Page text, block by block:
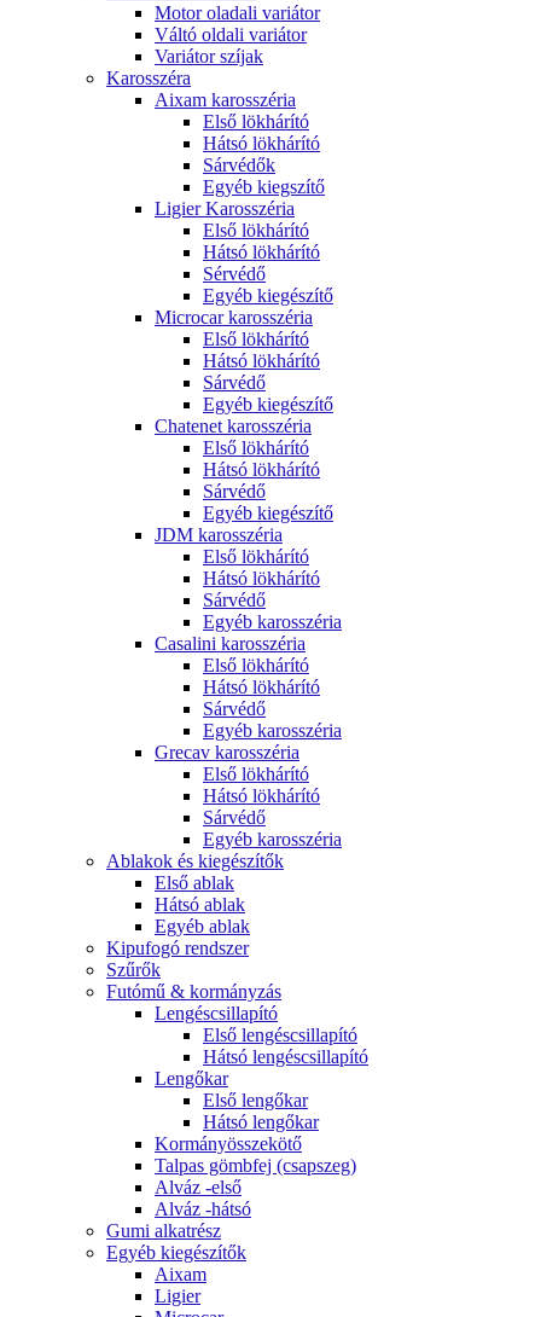
Motor oladali variátor
Váltó oldali variátor
Variátor szíjak
Karosszéra
Aixam karosszéria
Első lökhárító
Hátsó lökhárító
Sárvédők
Egyéb kiegszítő
Ligier Karosszéria
Első lökhárító
Hátsó lökhárító
Sérvédő
Egyéb kiegészítő
Microcar karosszéria
Első lökhárító
Hátsó lökhárító
Sárvédő
Egyéb kiegészítő
Chatenet karosszéria
Első lökhárító
Hátsó lökhárító
Sárvédő
Egyéb kiegészítő
JDM karosszéria
Első lökhárító
Hátsó lökhárító
Sárvédő
Egyéb karosszéria
Casalini karosszéria
Első lökhárító
Hátsó lökhárító
Sárvédő
Egyéb karosszéria
Grecav karosszéria
Első lökhárító
Hátsó lökhárító
Sárvédő
Egyéb karosszéria
Ablakok és kiegészítők
Első ablak
Hátsó ablak
Egyéb ablak
Kipufogó rendszer
Szűrők
Futómű & kormányzás
Lengéscsillapító
Első lengéscsillapító
Hátsó lengéscsillapító
Lengőkar
Első lengőkar
Hátsó lengőkar
Kormányösszekötő
Talpas gömbfej (csapszeg)
Alváz -első
Alváz -hátsó
Gumi alkatrész
Egyéb kiegészítők
Aixam
Ligier